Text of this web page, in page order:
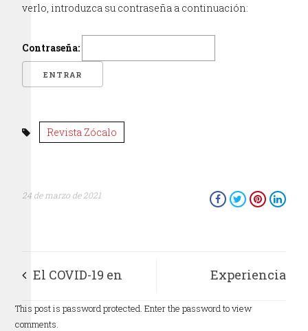
verlo, introduzca su contraseña a continuación:
Contraseña:
Revista Zócalo
24 de marzo de 2021
El COVID-19 en
México, análisis y
Experiencia
tecnológica en la
This post is password protected. Enter the password to view
comments.